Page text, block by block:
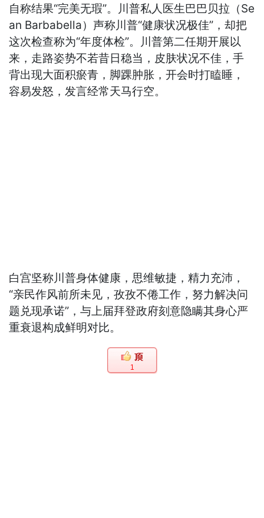
自称结果“完美无瑕”。川普私人医生巴巴贝拉（Se
an Barbabella）声称川普“健康状况极佳”，却把
这次检查称为“年度体检”。川普第二任期开展以
来，走路姿势不若昔日稳当，皮肤状况不佳，手
背出现大面积瘀青，脚踝肿胀，开会时打瞌睡，
容易发怒，发言经常天马行空。
白宫坚称川普身体健康，思维敏捷，精力充沛，
“亲民作风前所未见，孜孜不倦工作，努力解决问
题兑现承诺”，与上届拜登政府刻意隐瞒其身心严
重衰退构成鲜明对比。
1